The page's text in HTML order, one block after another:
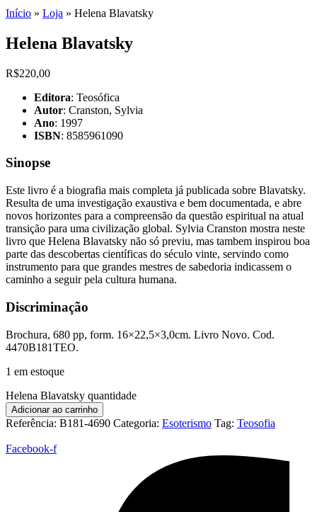
Início » Loja » Helena Blavatsky
Helena Blavatsky
R$220,00
Editora: Teosófica
Autor: Cranston, Sylvia
Ano: 1997
ISBN: 8585961090
Sinopse
Este livro é a biografia mais completa já publicada sobre Blavatsky.
Resulta de uma investigação exaustiva e bem documentada, e abre
novos horizontes para a compreensão da questão espiritual na atual
transição para uma civilização global. Sylvia Cranston mostra neste
livro que Helena Blavatsky não só previu, mas tambem inspirou boa
parte das descobertas científicas do século vinte, servindo como
instrumento para que grandes mestres de sabedoria indicassem o
caminho a seguir pela cultura humana.
Discriminação
Brochura, 680 pp, form. 16×22,5×3,0cm. Livro Novo. Cod.
4470B181TEO.
1 em estoque
Helena Blavatsky quantidade
Adicionar ao carrinho
Referência: B181-4690 Categoria: Esoterismo Tag: Teosofia
Facebook-f